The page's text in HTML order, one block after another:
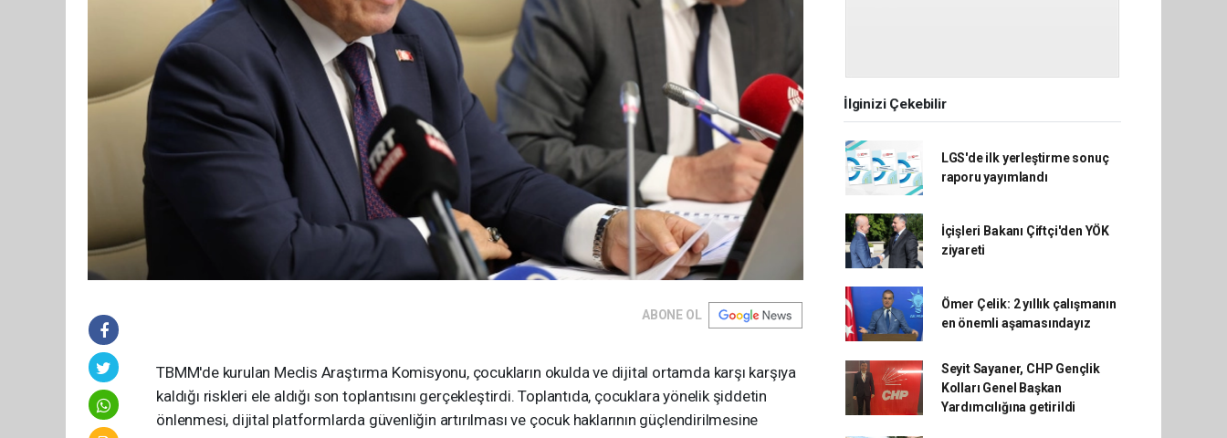
ABONE OL
TBMM'de kurulan Meclis Araştırma Komisyonu, çocukların okulda ve dijital ortamda karşı karşıya
kaldığı riskleri ele aldığı son toplantısını gerçekleştirdi. Toplantıda, çocuklara yönelik şiddetin
önlenmesi, dijital platformlarda güvenliğin artırılması ve çocuk haklarının güçlendirilmesine
İlginizi Çekebilir
LGS'de ilk yerleştirme sonuç
raporu yayımlandı
İçişleri Bakanı Çiftçi'den YÖK
ziyareti
Ömer Çelik: 2 yıllık çalışmanın
en önemli aşamasındayız
Seyit Sayaner, CHP Gençlik
Kolları Genel Başkan
Yardımcılığına getirildi